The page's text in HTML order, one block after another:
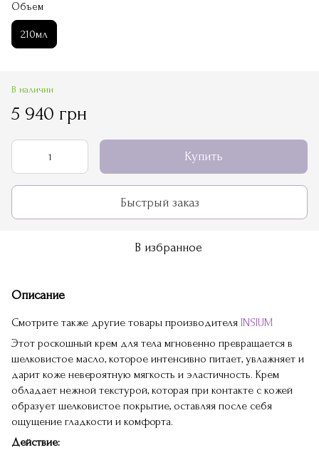
Объем
210мл
В наличии
5 940 грн
Купить
Быстрый заказ
В избранное
Описание
Смотрите также другие товары производителя INSIUM
Этот роскошный крем для тела мгновенно превращается в
шелковистое масло, которое интенсивно питает, увлажняет и
дарит коже невероятную мягкость и эластичность. Крем
обладает нежной текстурой, которая при контакте с кожей
образует шелковистое покрытие, оставляя после себя
ощущение гладкости и комфорта.
Действие: